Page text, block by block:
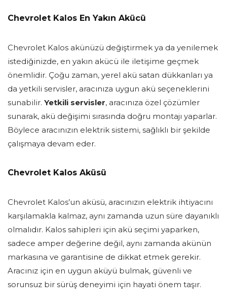
Chevrolet Kalos En Yakın Akücü
Chevrolet Kalos akünüzü değiştirmek ya da yenilemek
istediğinizde, en yakın akücü ile iletişime geçmek
önemlidir. Çoğu zaman, yerel akü satan dükkanları ya
da yetkili servisler, aracınıza uygun akü seçeneklerini
sunabilir. Yetkili servisler, aracınıza özel çözümler
sunarak, akü değişimi sırasında doğru montajı yaparlar.
Böylece aracınızın elektrik sistemi, sağlıklı bir şekilde
çalışmaya devam eder.
Chevrolet Kalos Aküsü
Chevrolet Kalos’un aküsü, aracınızın elektrik ihtiyacını
karşılamakla kalmaz, aynı zamanda uzun süre dayanıklı
olmalıdır. Kalos sahipleri için akü seçimi yaparken,
sadece amper değerine değil, aynı zamanda akünün
markasına ve garantisine de dikkat etmek gerekir.
Aracınız için en uygun aküyü bulmak, güvenli ve
sorunsuz bir sürüş deneyimi için hayati önem taşır.